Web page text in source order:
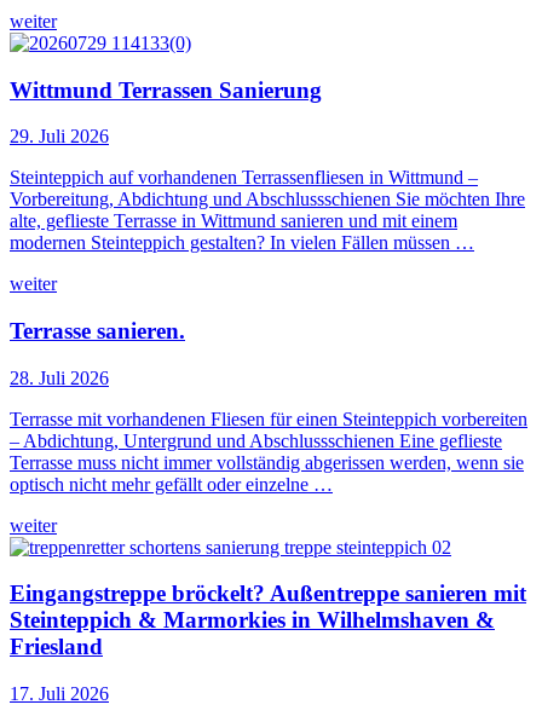
weiter
Wittmund Terrassen Sanierung
29. Juli 2026
Steinteppich auf vorhandenen Terrassenfliesen in Wittmund –
Vorbereitung, Abdichtung und Abschlussschienen Sie möchten Ihre
alte, geflieste Terrasse in Wittmund sanieren und mit einem
modernen Steinteppich gestalten? In vielen Fällen müssen …
weiter
Terrasse sanieren.
28. Juli 2026
Terrasse mit vorhandenen Fliesen für einen Steinteppich vorbereiten
– Abdichtung, Untergrund und Abschlussschienen Eine geflieste
Terrasse muss nicht immer vollständig abgerissen werden, wenn sie
optisch nicht mehr gefällt oder einzelne …
weiter
Eingangstreppe bröckelt? Außentreppe sanieren mit
Steinteppich & Marmorkies in Wilhelmshaven &
Friesland
17. Juli 2026